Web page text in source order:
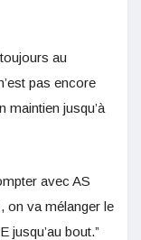
au
pas encore
maintien jusqu’à
avec AS
on va mélanger le
jusqu’au bout.”